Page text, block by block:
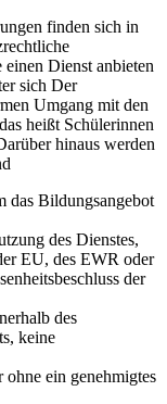
finden sich in
Dienst anbieten
sich Der
Umgang mit den
heißt Schülerinnen
hinaus werden
das Bildungsangebot
des Dienstes,
EU, des EWR oder
der
des
keine
ein genehmigtes